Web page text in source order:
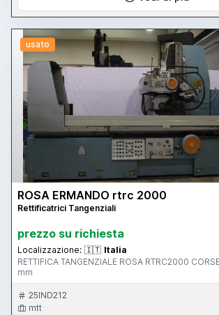
usato
ROSA ERMANDO rtrc 2000
Rettificatrici Tangenziali
prezzo su richiesta
Localizzazione: 🇮🇹 Italia
RETTIFICA TANGENZIALE ROSA RTRC2000
mm
25IND212
mtt